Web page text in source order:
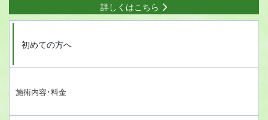
詳しくはこちら
初めての方へ
施術内容･料金